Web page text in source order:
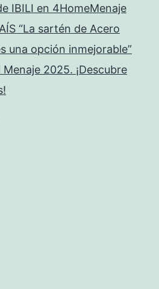
IBILI en 4HomeMenaje
“La sartén de Acero
una opción inmejorable”
2025. ¡Descubre